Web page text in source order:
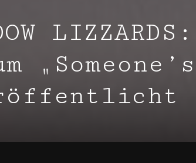
LIZZARDS:
„Someone’s